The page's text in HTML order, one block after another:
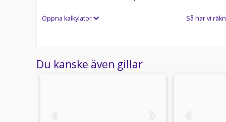
Öppna kalkylator Så har vi
Du kanske även gillar